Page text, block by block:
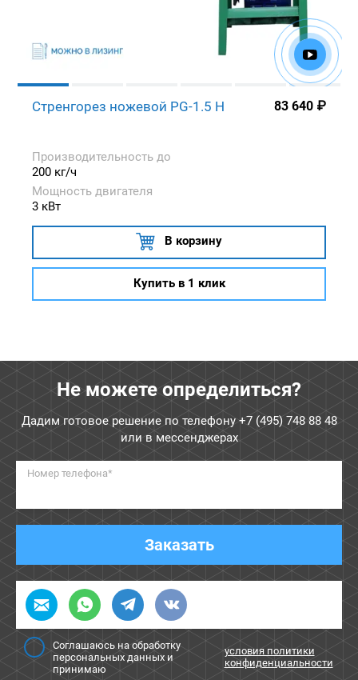
Стренгорез ножевой PG-1.5 H 83 640 ₽
Производительность до
200 кг/ч
Мощность двигателя
3 кВт
В корзину
Купить в 1 клик
Не можете определиться?
Дадим готовое решение по телефону +7 (495) 748 88 48
или в мессенджерах
Номер телефона*
Заказать
Соглашаюсь на обработку
персональных данных и
принимаю
условия политики
конфиденциальности